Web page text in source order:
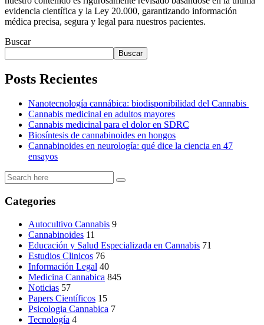
evidencia científica y la Ley 20.000, garantizando información
médica precisa, segura y legal para nuestros pacientes.
Buscar
Buscar
Posts Recientes
Nanotecnología cannábica: biodisponibilidad del Cannabis
Cannabis medicinal en adultos mayores
Cannabis medicinal para el dolor en SDRC
Biosíntesis de cannabinoides en hongos
Cannabinoides en neurología: qué dice la ciencia en 47
ensayos
Categories
Autocultivo Cannabis 9
Cannabinoides 11
Educación y Salud Especializada en Cannabis 71
Estudios Clinicos 76
Información Legal 40
Medicina Cannabica 845
Noticias 57
Papers Científicos 15
Psicologia Cannabica 7
Tecnología 4